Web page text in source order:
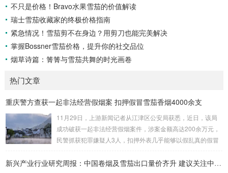
不只是价格！Bravo水果雪茄的价值解读
瑞士雪茄收藏家的终极价格指南
紧急情况！雪茄剪不在身边？用剪刀也能完美解决
掌握Bossner雪茄价格，提升你的社交品位
烟草诗篇：箐箐与雪茄共舞的时光画卷
热门文章
重庆警方查获一起非法经营假烟案 扣押假冒雪茄香烟4000余支
11月29日，上游新闻记者从江津区公安局获悉，近日，该局
成功破获一起非法经营假烟案件，涉案金额高达200余万元，
民警抓获犯罪嫌疑人3人，扣押外表几乎能够以假乱真的假冒
绍，江津区公安局东城派出所民警近日在工作中发现，石蟆镇新兴产业行业研究周报：中国卷烟及雪茄出口量价齐升 建议关注中烟香港